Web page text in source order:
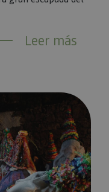
Leer más
Ituren y